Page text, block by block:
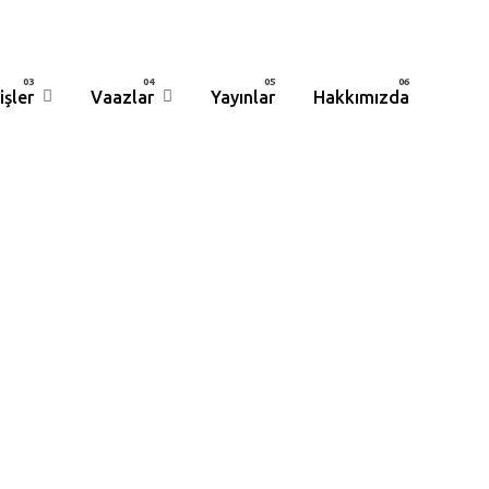
Vaazlar Yayınlar Hakkımızda